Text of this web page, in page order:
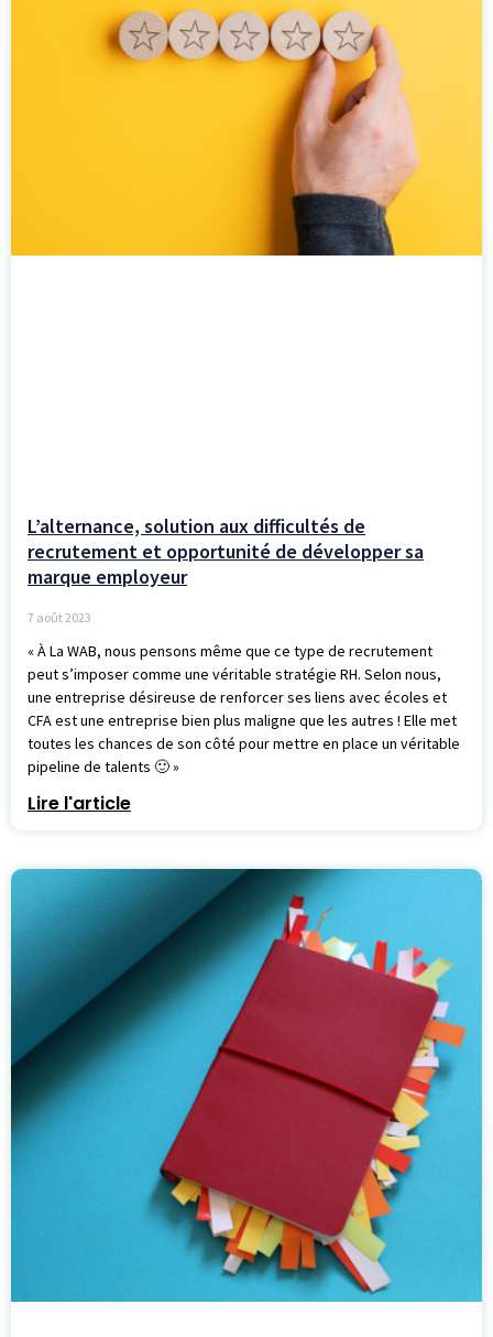
L’alternance, solution aux difficultés de
recrutement et opportunité de développer sa
marque employeur
7 août 2023
« À La WAB, nous pensons même que ce type de recrutement
peut s’imposer comme une véritable stratégie RH. Selon nous,
une entreprise désireuse de renforcer ses liens avec écoles et
CFA est une entreprise bien plus maligne que les autres ! Elle met
toutes les chances de son côté pour mettre en place un véritable
pipeline de talents 🙂 »
Lire l'article